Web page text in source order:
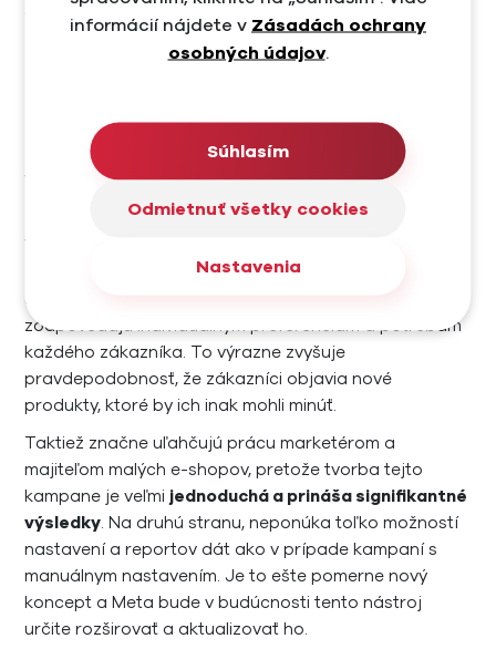
očakávania. Ak sa týmto chybám vyhnete, vaša
nákupná kampaň dosiahne požadované výsledky
Meta Advantage+
vhodné?
Vďaka personalizácii založenej na analýze správania
zákazníkov prinášajú nákupné kampane Advantage+
širšie spektrum relevantného obsahu a ponúk
zodpovedajú individuálnym preferenciám a potrebám
každého zákazníka. To výrazne zvyšuje
pravdepodobnosť, že zákazníci objavia nové
produkty, ktoré by ich inak mohli minúť.
Taktiež značne uľahčujú prácu marketérom a
majiteľom malých e-shopov, pretože tvorba tejto
kampane je veľmi jednoduchá a prináša signifikantné
výsledky. Na druhú stranu, neponúka toľko možností
nastavení a reportov dát ako v prípade kampaní s
manuálnym nastavením. Je to ešte pomerne nový
koncept a Meta bude v budúcnosti tento nástroj
určite rozširovať a aktualizovať ho.
informácií nájdete vZásadách ochrany
osobných údajov.
Súhlasím
Odmietnuť všetky cookies
Nastavenia